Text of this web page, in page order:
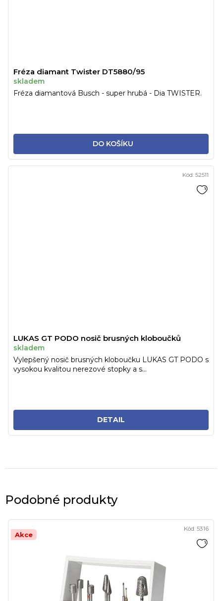
Fréza diamant Twister DT5880/95
skladem
DO KOŠÍKU
Fréza diamantová Busch - super hrubá - Dia TWISTER.
LUKAS GT PODO nosič brusných kloboučků
skladem
DETAIL
Vylepšený nosič brusných kloboučku LUKAS GT PODO s
vysokou kvalitou nerezové stopky a s...
Kód: 52511
Podobné produkty
Akce
Kód: 5316